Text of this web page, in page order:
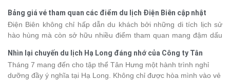
khác nhau, khiến nhiều du khách băn khoăn khi lựa chọn. Bài viết
dưới đây sẽ cập nhật bảng giá tour du thuyền Hạ Long mới nhất
2026 từ 3 - 6 sao, giúp bạn dễ dàng so sánh và tìm được hành
trình phù hợp với nhu cầu cũng như ngân sách.
Bảng giá vé tham quan các điểm du lịch Điện Biên cập nhật
2026
Điện Biên không chỉ hấp dẫn du khách bởi những di tích lịch sử
hào hùng mà còn sở hữu nhiều điểm tham quan mang đậm dấu
phá vùng đất này, việc cập nhật trước giá vé sẽ giúp bạn chủ
động hơn trong lịch trình và chi phí. Cùng Vietsense Travel tham
khảo bảng giá vé tham quan các điểm du lịch Điện Biênmới nhất
Nhìn lại chuyến du lịch Hạ Long đáng nhớ của Công ty Tân
Hưng 2026
Tháng 7 mang đến cho tập thể Tân Hưng một hành trình nghỉ
dưỡng đầy ý nghĩa tại Hạ Long. Không chỉ được hòa mình vào vẻ